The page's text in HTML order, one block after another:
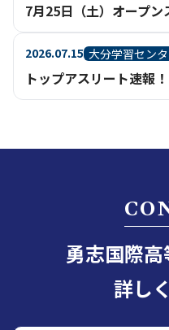
7月25日（土）オープン
2026.07.15 大分学習セン
トップアスリート速報！
勇志国際
詳し